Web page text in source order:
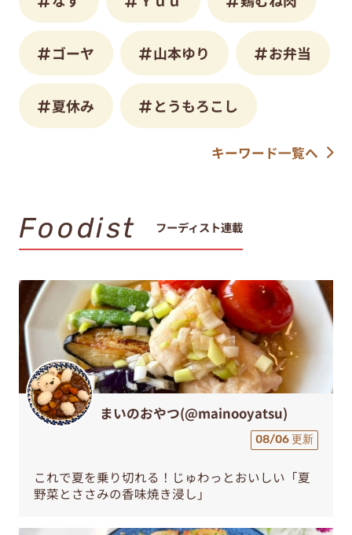
ゴーヤ 山本ゆり お弁当
夏休み とうもろこし
キーワード一覧へ
Foodist フーディスト連載
まいのおやつ(@mainooyatsu)
08/06 更新
これで夏を乗り切れる！じゅわっとおいしい「夏
野菜とささみの香味焼き浸し」